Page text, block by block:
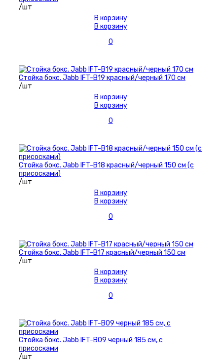
/шт
В корзину
В корзину
0
Стойка бокс. Jabb IFT-B19 красный/черный 170 см
/шт
В корзину
В корзину
0
Стойка бокс. Jabb IFT-B18 красный/черный 150 см (с
присосками)
/шт
В корзину
В корзину
0
Стойка бокс. Jabb IFT-B17 красный/черный 150 см
/шт
В корзину
В корзину
0
Стойка бокс. Jabb IFT-B09 черный 185 см, с
присосками
/шт